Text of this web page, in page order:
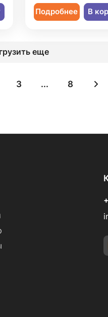
Подробнее В
еще
3 ... 8